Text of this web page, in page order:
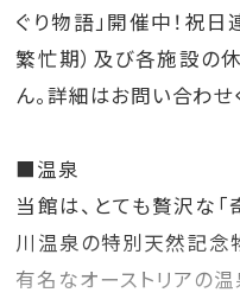
ぐり物語」開催中！祝日
繁忙期）及び各施設の
ん。詳細はお問い合わせ
■温泉
当館は、とても贅沢な
川温泉の特別天然記念
有名なオーストリアの